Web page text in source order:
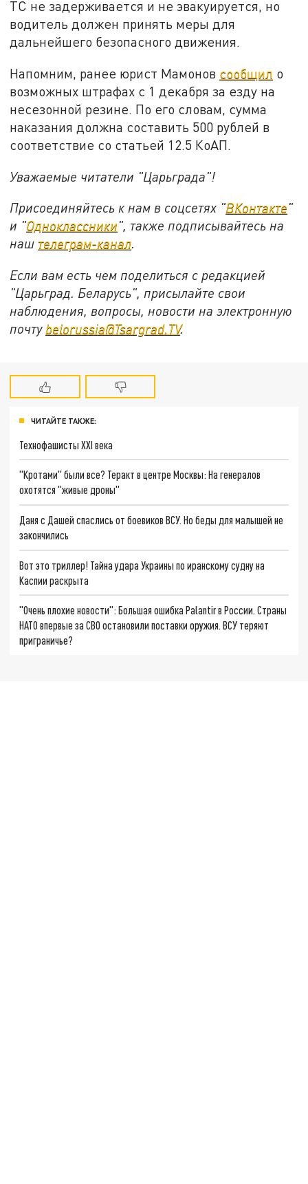
ТС не задерживается и не эвакуируется, но
водитель должен принять меры для
дальнейшего безопасного движения.
Напомним, ранее юрист Мамонов сообщил о
возможных штрафах с 1 декабря за езду на
несезонной резине. По его словам, сумма
наказания должна составить 500 рублей в
соответствие со статьей 12.5 КоАП.
Уважаемые читатели "Царьграда"!
Присоединяйтесь к нам в соцсетях "ВКонтакте"
и "Одноклассники", также подписывайтесь на
наш телеграм-канал.
Если вам есть чем поделиться с редакцией
"Царьград. Беларусь", присылайте свои
наблюдения, вопросы, новости на электронную
почту belorussia@Tsargrad.TV.
ЧИТАЙТЕ ТАКЖЕ:
Технофашисты XXI века
"Кротами" были все? Теракт в центре Москвы: На генералов
охотятся "живые дроны"
Даня с Дашей спаслись от боевиков ВСУ. Но беды для малышей не
закончились
Вот это триллер! Тайна удара Украины по иранскому судну на
Каспии раскрыта
"Очень плохие новости": Большая ошибка Palantir в России. Страны
НАТО впервые за СВО остановили поставки оружия. ВСУ теряют
приграничье?